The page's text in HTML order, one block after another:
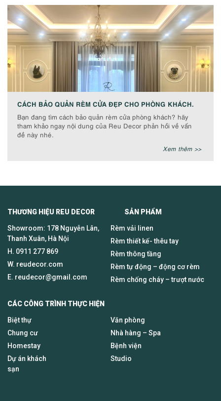
CÁCH BẢO QUẢN RÈM CỬA ĐẸP CHO PHÒNG KHÁCH.
Bạn đang tìm cách bảo quản rèm cửa phòng khách? hãy
tham khảo ngay nội dung của Reu Decor phản hồi về vấn
đề này nhé.
Xem thêm >>
THƯƠNG HIỆU REU DECOR SẢN PHẨM
Showroom: 178 Nguyễn Lân,
Thanh Xuân, Hà Nội
H. 0911 277 869
W. reudecor.com
E. reudecor@gmail.com
Rèm vải linen
Rèm thiết kế- thêu tay
Rèm thông tầng
Rèm tự động – động cơ rèm
Rèm chống cháy – trượt nước
CÁC CÔNG TRÌNH THỰC HIỆN
Biệt thự
Chung cư
Homestay
Dự án khách
sạn
Văn phòng
Nhà hàng – Spa
Bệnh viện
Studio